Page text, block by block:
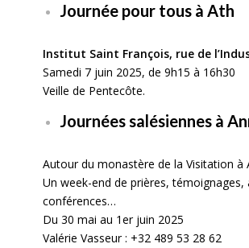
Journée pour tous à Ath
Institut Saint François, rue de
Samedi 7 juin 2025, de 9h15 à 16h30
Veille de Pentecôte.
Journées salésiennes à
Autour du monastère de la Visitation à
Un week-end de prières, témoignages,
conférences…
Du 30 mai au 1er juin 2025
Valérie Vasseur : +32 489 53 28 62